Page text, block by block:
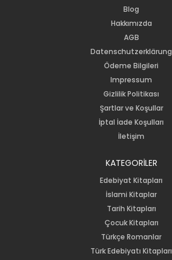
Blog
Hakkımızda
AGB
Datenschutzerklärung
Ödeme Bilgileri
Impressum
Gizlilik Politikası
Şartlar ve Koşullar
İptal İade Koşulları
İletişim
KATEGORİLER
Edebiyat Kitapları
İslami Kitaplar
Tarih Kitapları
Çocuk Kitapları
Türkçe Romanlar
Türk Edebiyatı Kitapları